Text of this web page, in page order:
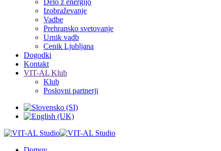
Delo z energijo
Izobraževanje
Vadbe
Prehransko svetovanje
Urnik vadb
Cenik Ljubljana
Dogodki
Kontakt
VIT-AL Klub
Klub
Poslovni partnerji